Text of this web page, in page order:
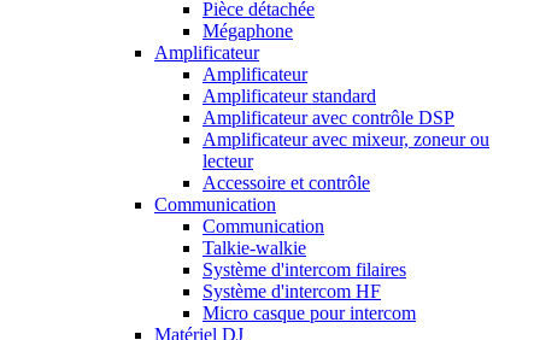
Pièce détachée
Mégaphone
Amplificateur
Amplificateur
Amplificateur standard
Amplificateur avec contrôle DSP
Amplificateur avec mixeur, zoneur ou
lecteur
Accessoire et contrôle
Communication
Communication
Talkie-walkie
Système d'intercom filaires
Système d'intercom HF
Micro casque pour intercom
Matériel DJ